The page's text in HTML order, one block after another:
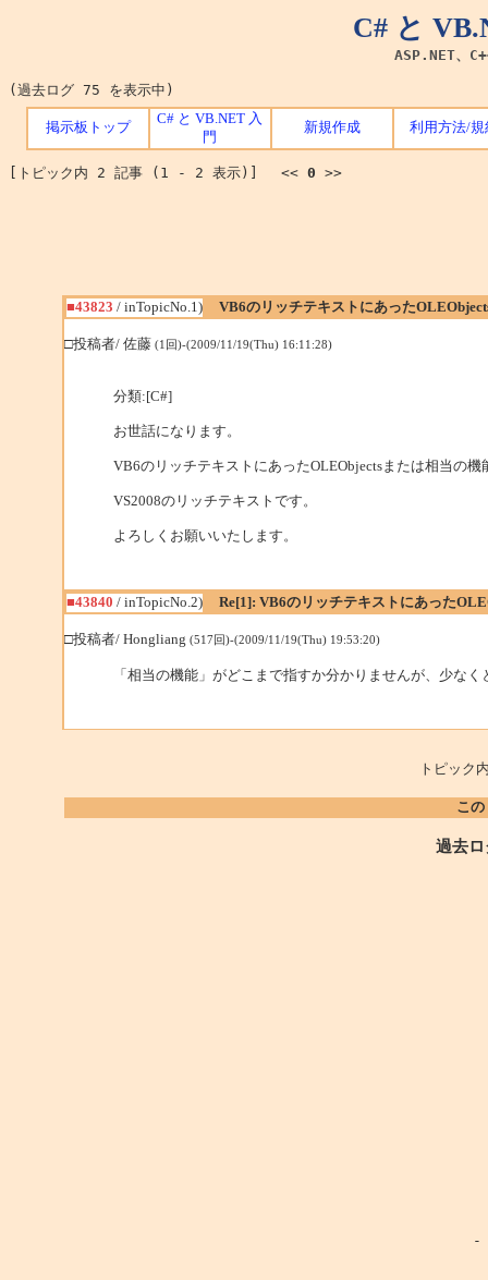
C# と
ASP.NET、
(過去ログ 75 を表示中)
掲示板トップ
C# と VB.NET 入
門
新規作成 利用方法/規
[トピック内 2 記事 (1 - 2 表示)] << 0 >>
■43823 / inTopicNo.1) VB6のリッチテキストにあった
□投稿者/ 佐藤 (1回)-(2009/11/19(Thu) 16:11:28)
分類:[C#]
お世話になります。
VB6のリッチテキストにあったOLEObjectsまたは相当の
VS2008のリッチテキストです。
よろしくお願いいたします。
■43840 / inTopicNo.2) Re[1]: VB6のリッチテキストにあった
□投稿者/ Hongliang (517回)-(2009/11/19(Thu) 19:53:20)
「相当の機能」がどこまで指すか分かりませんが、少な
トピッ
こ
過去